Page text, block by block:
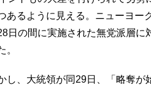
あるように見える。ニューヨー
日の間に実施された無党派層
。
し、大統領が同29日、「略奪が